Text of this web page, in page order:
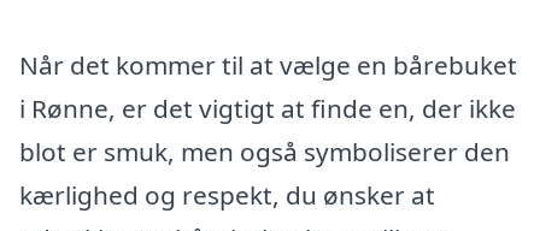
Når det kommer til at vælge en bårebuket
i Rønne, er det vigtigt at finde en, der ikke
blot er smuk, men også symboliserer den
kærlighed og respekt, du ønsker at